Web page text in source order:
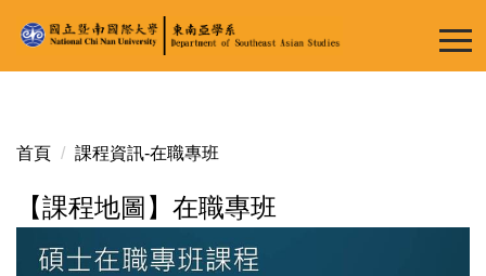
到
主
容
首頁 課程資訊-在職專班
【課程地圖】在職專班